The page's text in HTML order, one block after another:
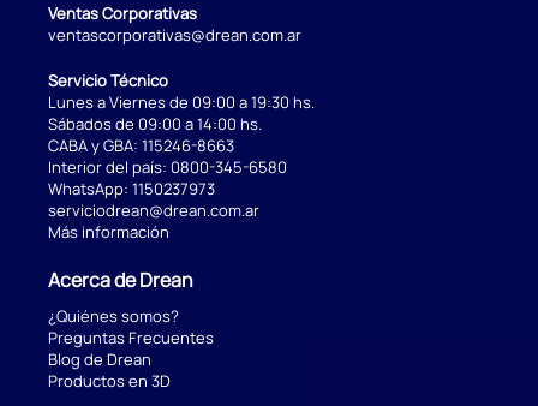
Ventas Corporativas
ventascorporativas@drean.com.ar
Servicio Técnico
Lunes a Viernes de 09:00 a 19:30 hs.
Sábados de 09:00 a 14:00 hs.
CABA y GBA: 115246-8663
Interior del país: 0800-345-6580
WhatsApp: 1150237973
serviciodrean@drean.com.ar
Más información
Acerca de Drean
¿Quiénes somos?
Preguntas Frecuentes
Blog de Drean
Productos en 3D